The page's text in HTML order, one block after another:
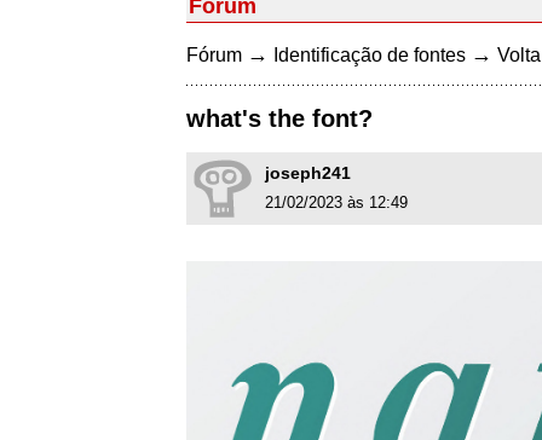
Fórum
Fórum → Identificação de fontes →
what's the font?
joseph241
21/02/2023 às 12:49